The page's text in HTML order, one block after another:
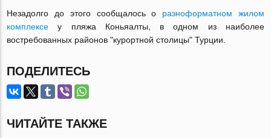
Незадолго до этого сообщалось о разноформатном жилом
комплексе у пляжа Коньяалты, в одном из наиболее
востребованных районов "курортной столицы" Турции.
ПОДЕЛИТЕСЬ
ЧИТАЙТЕ ТАКЖЕ